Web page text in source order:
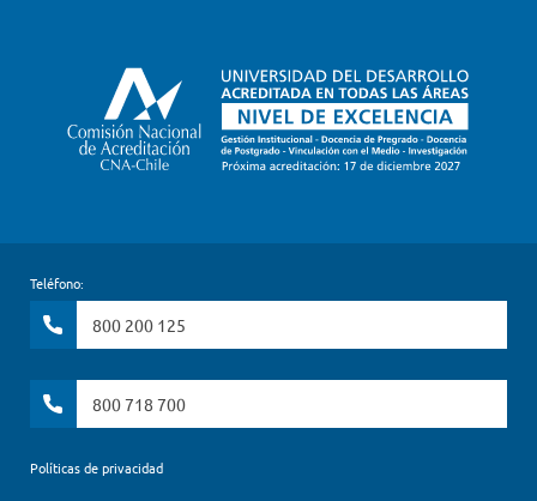
Teléfono:
800 200 125
800 718 700
Políticas de privacidad